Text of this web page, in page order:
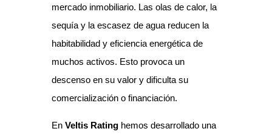
mercado inmobiliario. Las olas de calor, la
sequía y la escasez de agua reducen la
habitabilidad y eficiencia energética de
muchos activos. Esto provoca un
descenso en su valor y dificulta su
comercialización o financiación.
En Veltis Ratinghemos desarrollado una